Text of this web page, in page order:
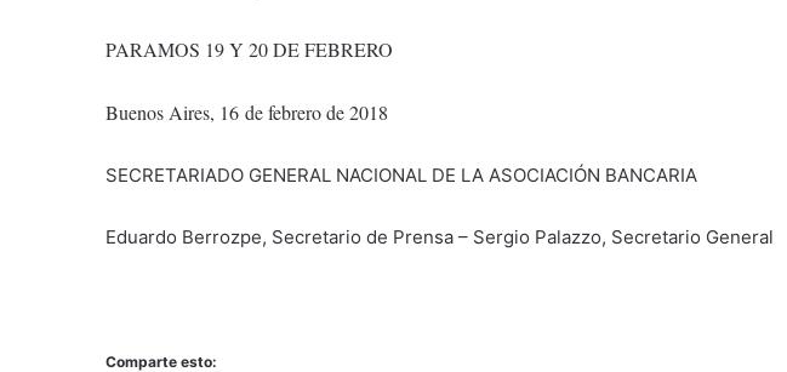
PARAMOS 19 Y 20 DE FEBRERO
Buenos Aires, 16 de febrero de 2018
SECRETARIADO GENERAL NACIONAL DE LA ASOCIACIÓN BANCARIA
Eduardo Berrozpe, Secretario de Prensa – Sergio Palazzo, Secretario General
Comparte esto: